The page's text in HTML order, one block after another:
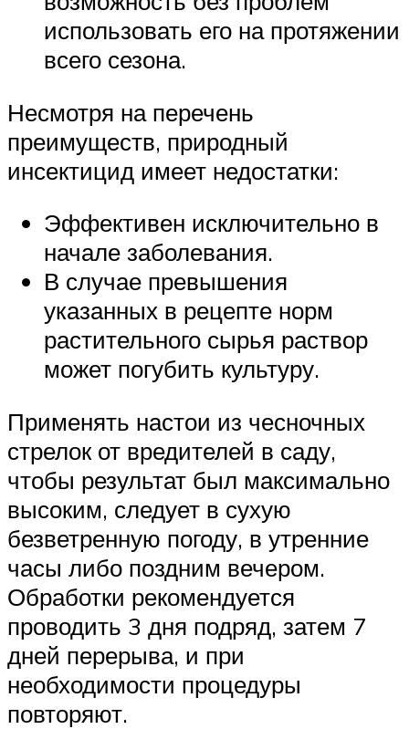
использовать его на протяжении
всего сезона.
Несмотря на перечень
преимуществ, природный
инсектицид имеет недостатки:
Эффективен исключительно в
начале заболевания.
В случае превышения
указанных в рецепте норм
растительного сырья раствор
может погубить культуру.
Применять настои из чесночных
стрелок от вредителей в саду,
чтобы результат был максимально
высоким, следует в сухую
безветренную погоду, в утренние
часы либо поздним вечером.
Обработки рекомендуется
проводить 3 дня подряд, затем 7
дней перерыва, и при
необходимости процедуры
повторяют.